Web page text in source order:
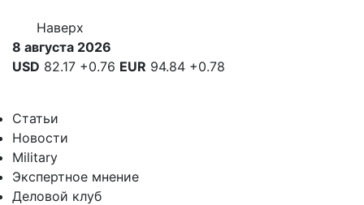
Наверх
8 августа 2026
USD 82.17 +0.76 EUR 94.84 +0.78
Статьи
Новости
Military
Экспертное мнение
Деловой клуб